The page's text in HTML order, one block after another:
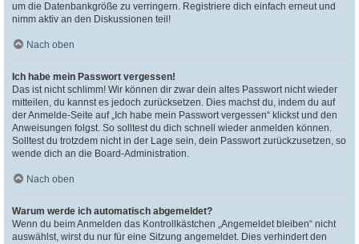
um die Datenbankgröße zu verringern. Registriere dich einfach erneut und
nimm aktiv an den Diskussionen teil!
Nach oben
Ich habe mein Passwort vergessen!
Das ist nicht schlimm! Wir können dir zwar dein altes Passwort nicht wieder
mitteilen, du kannst es jedoch zurücksetzen. Dies machst du, indem du auf
der Anmelde-Seite auf „Ich habe mein Passwort vergessen“ klickst und den
Anweisungen folgst. So solltest du dich schnell wieder anmelden können.
Solltest du trotzdem nicht in der Lage sein, dein Passwort zurückzusetzen, so
wende dich an die Board-Administration.
Nach oben
Warum werde ich automatisch abgemeldet?
Wenn du beim Anmelden das Kontrollkästchen „Angemeldet bleiben“ nicht
auswählst, wirst du nur für eine Sitzung angemeldet. Dies verhindert den